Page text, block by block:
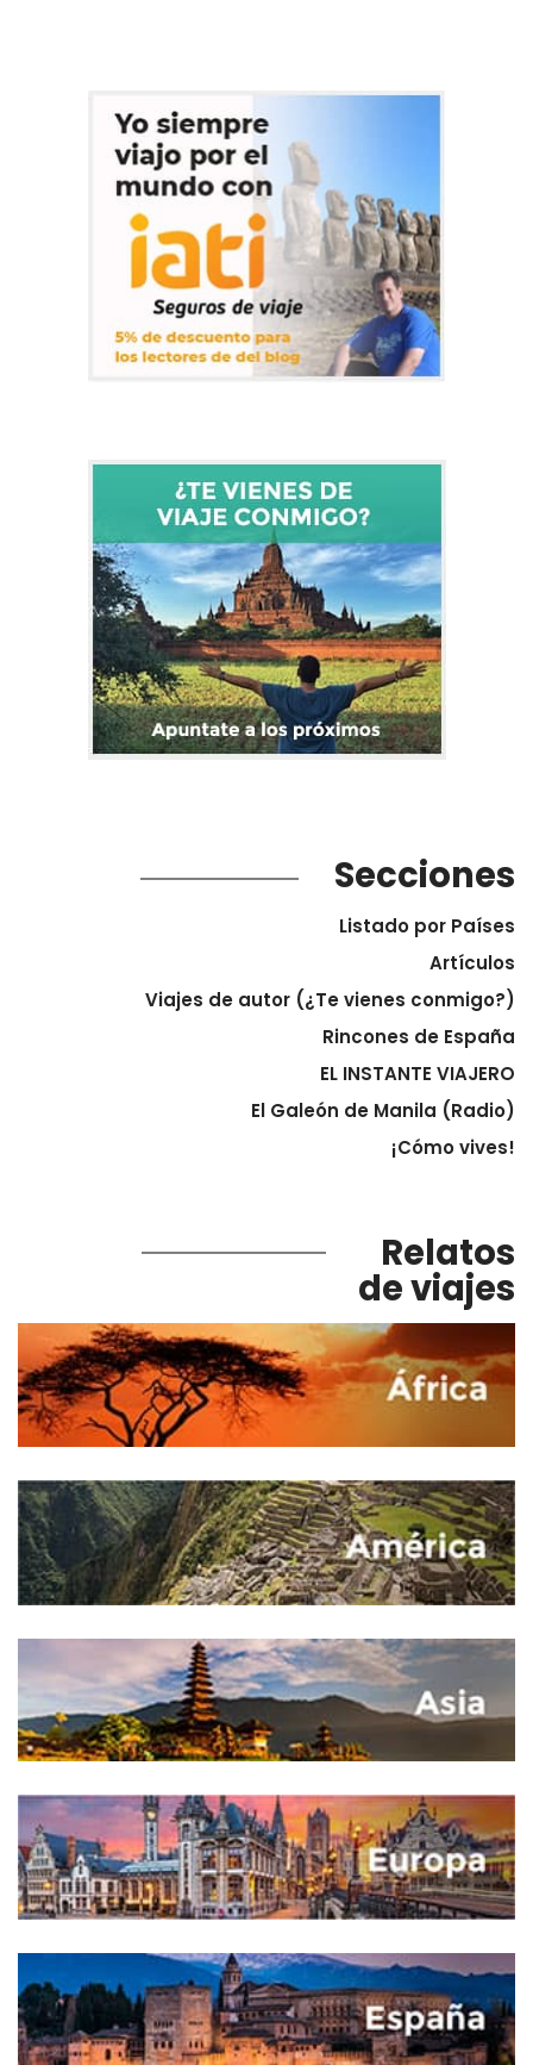
Secciones
Listado por Países
Artículos
Viajes de autor (¿Te vienes conmigo?)
Rincones de España
EL INSTANTE VIAJERO
El Galeón de Manila (Radio)
¡Cómo vives!
Relatos
de viajes